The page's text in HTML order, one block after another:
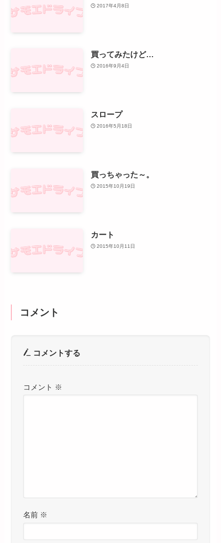
2017年4月8日
買ってみたけど…
2016年9月4日
スロープ
2016年5月18日
買っちゃった～。
2015年10月19日
カート
2015年10月11日
コメント
コメントする
コメント ※
名前 ※